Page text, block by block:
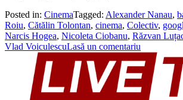
Posted in: CinemaTagged: Alexander Nanau,
Roiu, Cătălin Tolontan, cinema, Colectiv,
Narcis Hogea, Nicoleta Ciobanu, Răzvan
Vlad VoiculescuLasă un comentariu